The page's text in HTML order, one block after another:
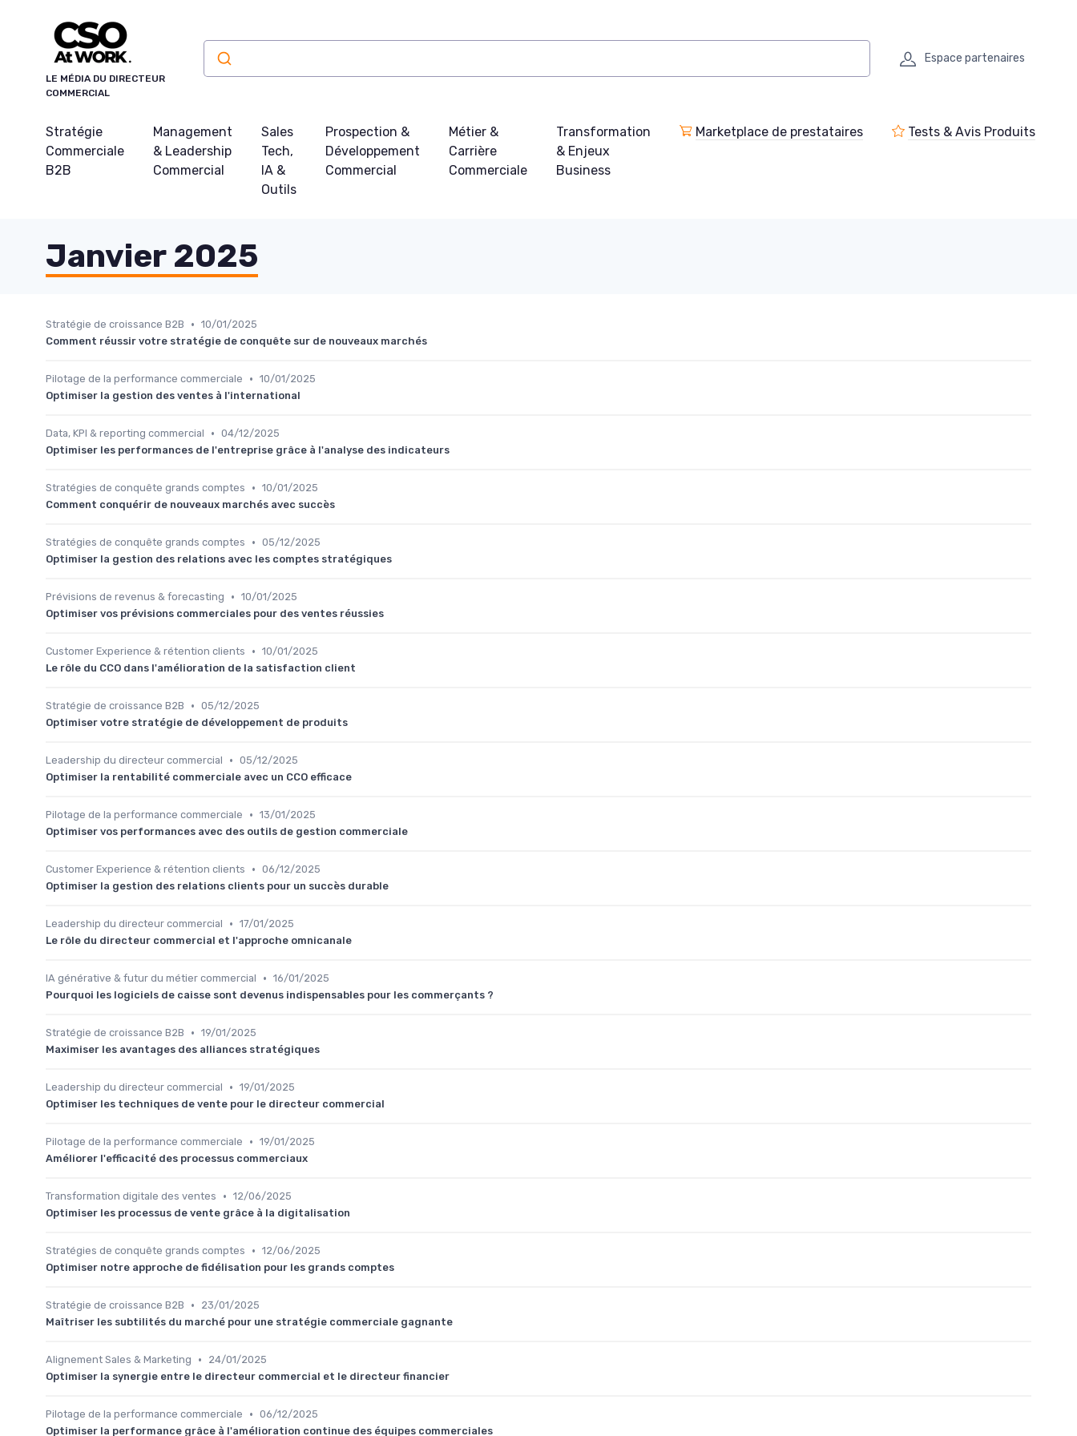
LE MÉDIA DU DIRECTEUR
COMMERCIAL
Espace partenaires
Stratégie
Commerciale
B2B
Management
& Leadership
Commercial
Sales
Tech,
IA &
Outils
Prospection &
Développement
Commercial
Métier &
Carrière
Commerciale
Transformation
& Enjeux
Business
Marketplace de prestataires Tests & Avis Produits
Janvier 2025
Stratégie de croissance B2B • 10/01/2025
Comment réussir votre stratégie de conquête sur de nouveaux marchés
Pilotage de la performance commerciale • 10/01/2025
Optimiser la gestion des ventes à l'international
Data, KPI & reporting commercial • 04/12/2025
Optimiser les performances de l'entreprise grâce à l'analyse des indicateurs
Stratégies de conquête grands comptes • 10/01/2025
Comment conquérir de nouveaux marchés avec succès
Stratégies de conquête grands comptes • 05/12/2025
Optimiser la gestion des relations avec les comptes stratégiques
Prévisions de revenus & forecasting • 10/01/2025
Optimiser vos prévisions commerciales pour des ventes réussies
Customer Experience & rétention clients • 10/01/2025
Le rôle du CCO dans l'amélioration de la satisfaction client
Stratégie de croissance B2B • 05/12/2025
Optimiser votre stratégie de développement de produits
Leadership du directeur commercial • 05/12/2025
Optimiser la rentabilité commerciale avec un CCO efficace
Pilotage de la performance commerciale • 13/01/2025
Optimiser vos performances avec des outils de gestion commerciale
Customer Experience & rétention clients • 06/12/2025
Optimiser la gestion des relations clients pour un succès durable
Leadership du directeur commercial • 17/01/2025
Le rôle du directeur commercial et l'approche omnicanale
IA générative & futur du métier commercial • 16/01/2025
Pourquoi les logiciels de caisse sont devenus indispensables pour les commerçants ?
Stratégie de croissance B2B • 19/01/2025
Maximiser les avantages des alliances stratégiques
Leadership du directeur commercial • 19/01/2025
Optimiser les techniques de vente pour le directeur commercial
Pilotage de la performance commerciale • 19/01/2025
Améliorer l'efficacité des processus commerciaux
Transformation digitale des ventes • 12/06/2025
Optimiser les processus de vente grâce à la digitalisation
Stratégies de conquête grands comptes • 12/06/2025
Optimiser notre approche de fidélisation pour les grands comptes
Stratégie de croissance B2B •
23/01/2025
Maîtriser les subtilités du marché pour une stratégie commerciale gagnante
Alignement Sales & Marketing •
24/01/2025
Optimiser la synergie entre le directeur commercial et le directeur financier
Pilotage de la performance commerciale • 06/12/2025
Optimiser la performance grâce à l'amélioration continue des équipes commerciales